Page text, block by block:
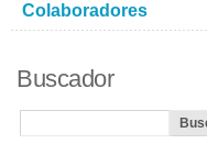
Colaboradores
Buscador